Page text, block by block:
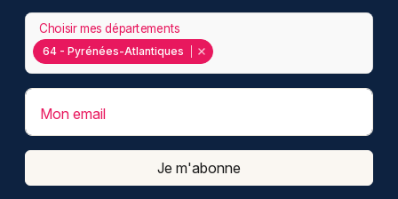
64 - Pyrénées-Atlantiques
Choisir mes départements
Mon email
Je m'abonne